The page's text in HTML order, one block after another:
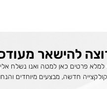
להישאר
למלא פרטים כאן למטה ואנו נשלח
חדשה, מבצעים מיוחדים